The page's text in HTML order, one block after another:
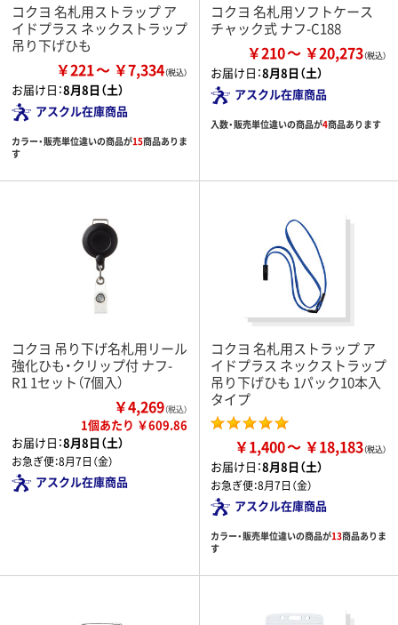
コクヨ 名札用ストラップ ア
イドプラス ネックストラップ
吊り下げひも
￥221 ￥7,334
お届け日：8月8日（土）
アスクル在庫商品
カラー・販売単位違いの商品が15商品ありま
す
コクヨ 名札用ソフトケース
チャック式 ナフ-C188
￥210 ￥20,273
お届け日：8月8日（土）
アスクル在庫商品
入数・販売単位違いの商品が4商品あります
コクヨ 吊り下げ名札用リール
強化ひも・クリップ付 ナフ-
R1 1セット（7個入）
￥4,269（税込）
1個あたり ￥609.86
お届け日：8月8日（土）
お急ぎ便：8月7日（金）
アスクル在庫商品
コクヨ 名札用ストラップ ア
イドプラス ネックストラップ
吊り下げひも 1パック10本入
タイプ
￥1,400 ￥18,183
お届け日：8月8日（土）
お急ぎ便：8月7日（金）
アスクル在庫商品
カラー・販売単位違いの商品が13商品ありま
す